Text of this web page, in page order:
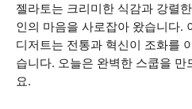
젤라토는 크리미한 식감과 강렬
인의 마음을 사로잡아 왔습니다.
디저트는 전통과 혁신이 조화를
습니다. 오늘은 완벽한 스쿱을 만
요.